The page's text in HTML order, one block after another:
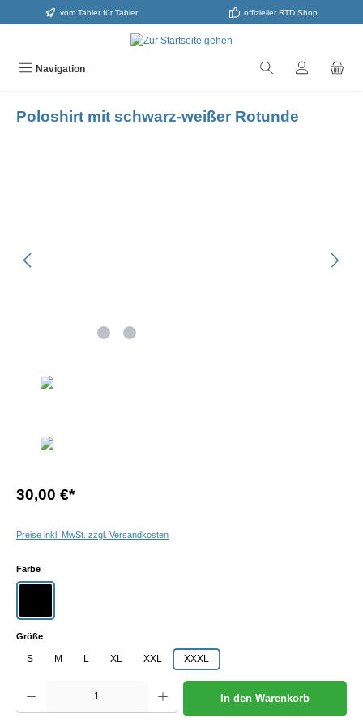
springen vom Tabler für Tabler offizieller RTD Shop
Navigation
Poloshirt mit schwarz-weißer Rotunde
30,00 €*
Preise inkl. MwSt. zzgl. Versandkosten
Farbeauswählen
Größeauswählen
S M L XL XXL XXXL
Produkt Anzahl: Gib den gewünschten Wert ein oder benutze die Schaltflächen um die
In den Warenkorb